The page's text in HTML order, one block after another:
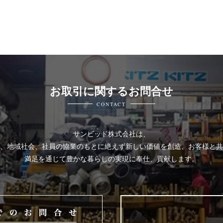
お取引に関するお問合せ
CONTACT
サンビッド株式会社は、
地域社会、社員の協業のもとに絶えず新しい価値を創造、お客様と
満足を通じて豊かな暮らしの実現に奉仕、貢献します。